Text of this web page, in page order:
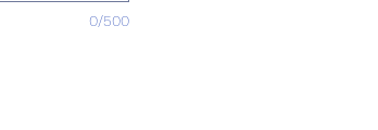
0/500